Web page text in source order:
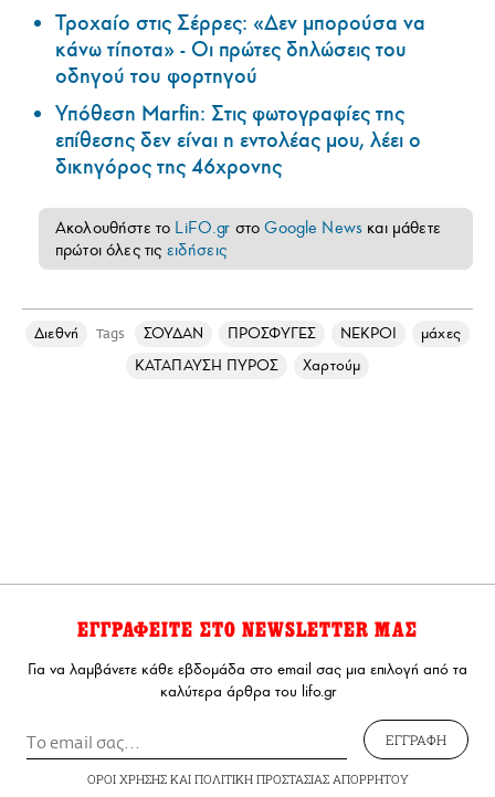
Τροχαίο στις Σέρρες: «Δεν μπορούσα να
κάνω τίποτα» - Οι πρώτες δηλώσεις του
οδηγού του φορτηγού
Υπόθεση Marfin: Στις φωτογραφίες της
επίθεσης δεν είναι η εντολέας μου, λέει ο
δικηγόρος της 46χρονης
Ακολουθήστε το LiFO.gr στοGoogle News και μάθετε
πρώτοι όλες τις ειδήσεις
Διεθνή Tags ΣΟΥΔΑΝ ΠΡΟΣΦΥΓΕΣ ΝΕΚΡΟΙ
μάχες
ΚΑΤΑΠΑΥΣΗ ΠΥΡΟΣ
Χαρτούμ
ΕΓΓΡΑΦΕΙΤΕ ΣΤΟ NEWSLETTER ΜΑΣ
Για να λαμβάνετε κάθε εβδομάδα στο email σας μια επιλογή από τα
καλύτερα άρθρα του lifo.gr
ΕΓΓΡΑΦΗ
ΟΡΟΙ ΧΡΗΣΗΣΚΑΙ ΠΟΛΙΤΙΚΗ ΠΡΟΣΤΑΣΙΑΣ ΑΠΟΡΡΗΤΟΥ